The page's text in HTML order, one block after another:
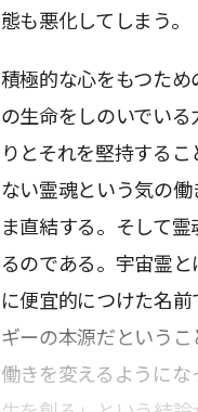
態も悪化してしまう。
積極的な心をもつた
の生命をしのいでい
りとそれを堅持する
ない霊魂という気の
ま直結する。そして
るのである。宇宙霊
に便宜的につけた名
ギーの本源だという
働きを変えるように